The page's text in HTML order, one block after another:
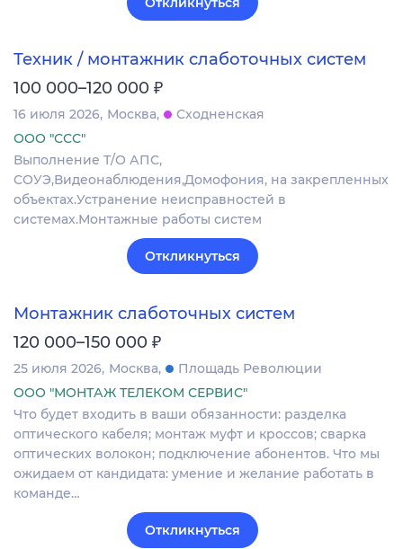
Техник / монтажник слаботочных систем
100 000–120 000 ₽
16 июля 2026 Москва
Сходненская
ООО "ССС"
Выполнение Т/О АПС,
СОУЭ,Видеонаблюдения,Домофония, на закрепленных
объектах.Устранение неисправностей в
системах.Монтажные работы систем
Откликнуться
Монтажник слаботочных систем
120 000–150 000 ₽
25 июля 2026 Москва
Площадь Революции
ООО "МОНТАЖ ТЕЛЕКОМ СЕРВИС"
Что будет входить в ваши обязанности: разделка
оптического кабеля; монтаж муфт и кроссов; сварка
оптических волокон; подключение абонентов. Что мы
ожидаем от кандидата: умение и желание работать в
команде…
Откликнуться